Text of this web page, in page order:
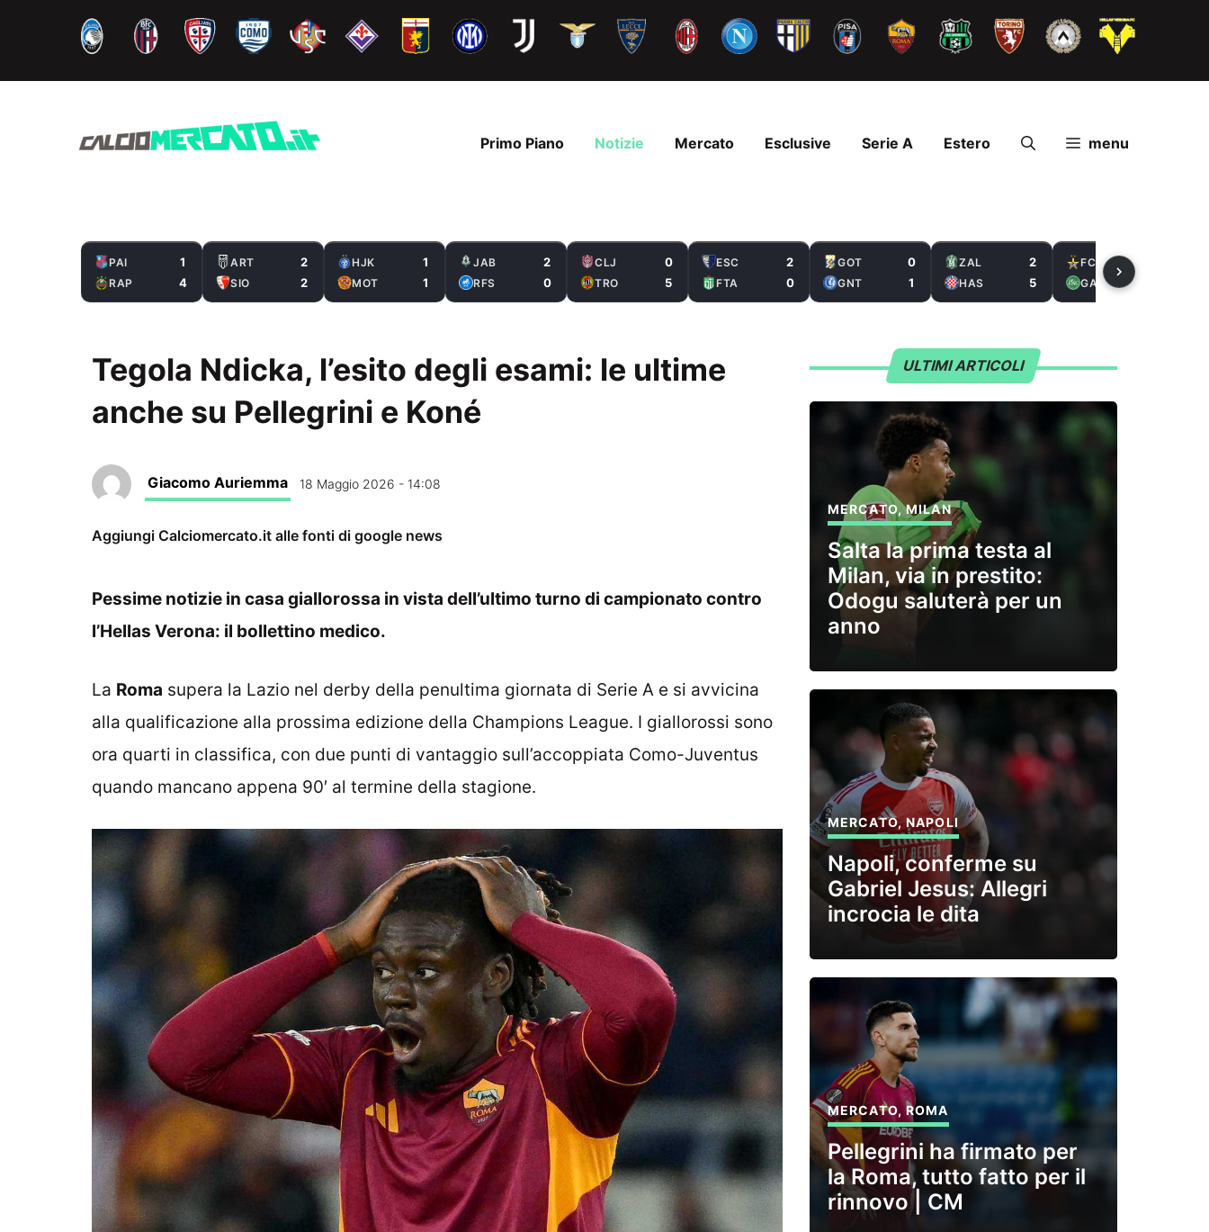
contenuto
Primo Piano Notizie Mercato Esclusive Serie A Estero menu
PAI 1
RAP 4
ART 2
SIO 2
HJK 1
MOT 1
JAB 2
RFS 0
CLJ 0
TRO 5
ESC 2
FTA 0
GOT 0
GNT 1
ZAL 2
HAS 5
FCS
GAL
Tegola Ndicka, l’esito degli esami: le ultime
anche su Pellegrini e Koné
Giacomo Auriemma 18 Maggio 2026 - 14:08
Aggiungi Calciomercato.it alle fonti di google news
Pessime notizie in casa giallorossa in vista dell’ultimo turno di campionato contro
l’Hellas Verona: il bollettino medico.
La Roma supera la Lazio nel derby della penultima giornata di Serie A e si avvicina
alla qualificazione alla prossima edizione della Champions League. I giallorossi sono
ora quarti in classifica, con due punti di vantaggio sull’accoppiata Como-Juventus
quando mancano appena 90′ al termine della stagione.
ULTIMI ARTICOLI
MERCATO,MILAN
Salta la prima testa al
Milan, via in prestito:
Odogu saluterà per un
anno
MERCATO,NAPOLI
Napoli, conferme su
Gabriel Jesus: Allegri
incrocia le dita
MERCATO,ROMA
Pellegrini ha firmato per
la Roma, tutto fatto per il
rinnovo | CM